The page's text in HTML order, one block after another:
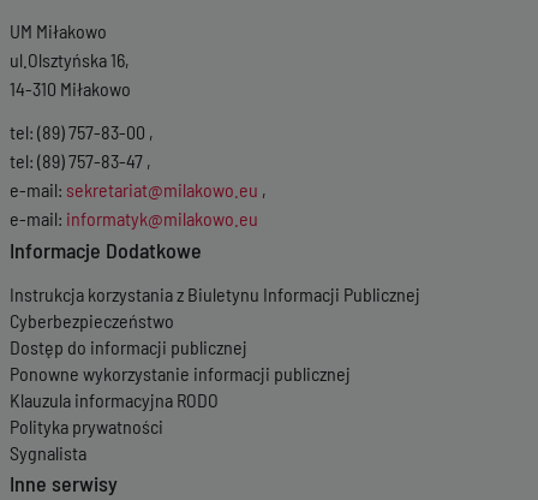
UM Miłakowo
ul.Olsztyńska 16,
14-310 Miłakowo
tel: (89) 757-83-00 ,
tel: (89) 757-83-47 ,
e-mail: sekretariat@milakowo.eu ,
e-mail: informatyk@milakowo.eu
Informacje Dodatkowe
Instrukcja korzystania z Biuletynu Informacji Publicznej
Cyberbezpieczeństwo
Dostęp do informacji publicznej
Ponowne wykorzystanie informacji publicznej
Klauzula informacyjna RODO
Polityka prywatności
Sygnalista
Inne serwisy